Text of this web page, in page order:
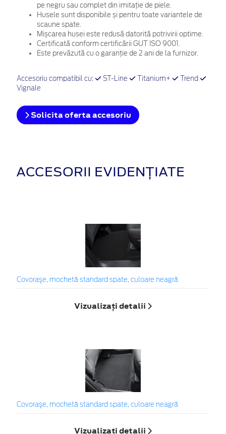
pe negru sau complet din imitație de piele.
Husele sunt disponibile și pentru toate variantele de
scaune spate.
Mișcarea husei este redusă datorită potrivirii optime.
Certificată conform certificării GUT ISO 9001.
Este prevăzută cu o garanție de 2 ani de la furnizor.
Accesoriu compatibil cu: ST-Line Titanium+
Trend
Vignale
Solicita oferta accesoriu
ACCESORII EVIDENȚIATE
Covoraşe, mochetă standard spate, culoare neagră
Vizualizați detalii
Covoraşe, mochetă standard spate, culoare neagră
Vizualizați detalii